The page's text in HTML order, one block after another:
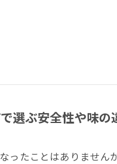
選ぶ安全性や味の
ったことはありません